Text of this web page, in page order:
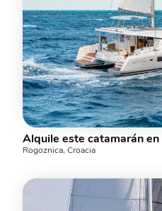
Rogoznica, Croacia